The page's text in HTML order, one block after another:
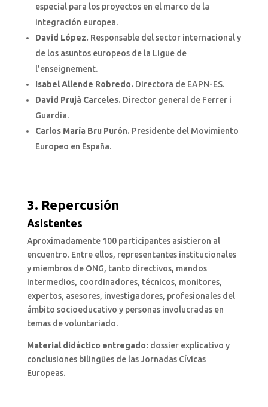
especial para los proyectos en el marco de la
integración europea.
David López. Responsable del sector internacional y
de los asuntos europeos de la Ligue de
l’enseignement.
Isabel Allende Robredo. Directora de EAPN-ES.
David Prujà Carceles. Director general de Ferrer i
Guardia.
Carlos María Bru Purón. Presidente del Movimiento
Europeo en España.
3. Repercusión
Asistentes
Aproximadamente 100 participantes asistieron al
encuentro. Entre ellos, representantes institucionales
y miembros de ONG, tanto directivos, mandos
intermedios, coordinadores, técnicos, monitores,
expertos, asesores, investigadores, profesionales del
ámbito socioeducativo y personas involucradas en
temas de voluntariado.
Material didáctico entregado: dossier explicativo y
conclusiones bilingües de las Jornadas Cívicas
Europeas.